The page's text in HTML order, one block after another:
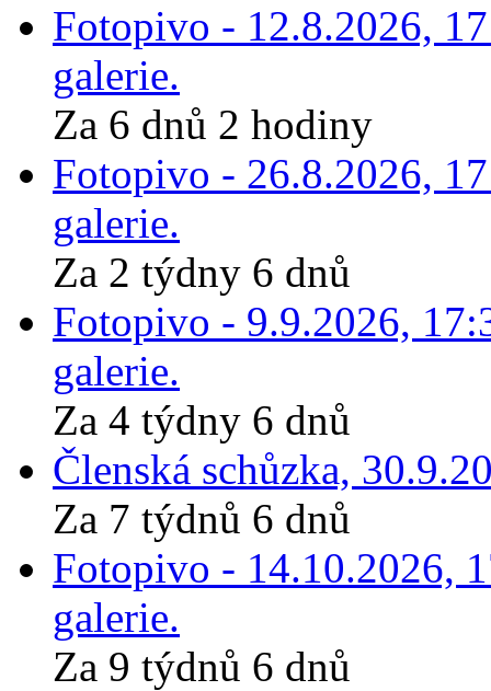
Fotopivo - 12.8.2026,
galerie.
Za 6 dnů 2 hodiny
Fotopivo - 26.8.2026,
galerie.
Za 2 týdny 6 dnů
Fotopivo - 9.9.2026,
galerie.
Za 4 týdny 6 dnů
Členská schůzka,
Za 7 týdnů 6 dnů
Fotopivo - 14.10.2026,
galerie.
Za 9 týdnů 6 dnů